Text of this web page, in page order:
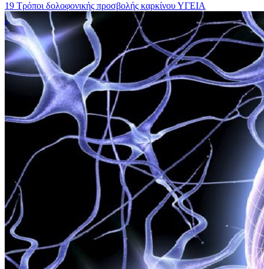
19 Τρόποι δολοφονικής προσβολής καρκίνουΥΓΕΙΑ